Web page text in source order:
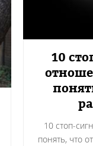
10
10 стоп-
понять, что